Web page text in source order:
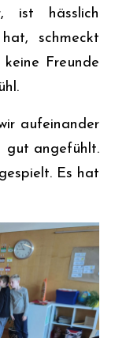
ist hässlich
schmeckt
Freunde
aufeinander
gut angefühlt.
Es hat